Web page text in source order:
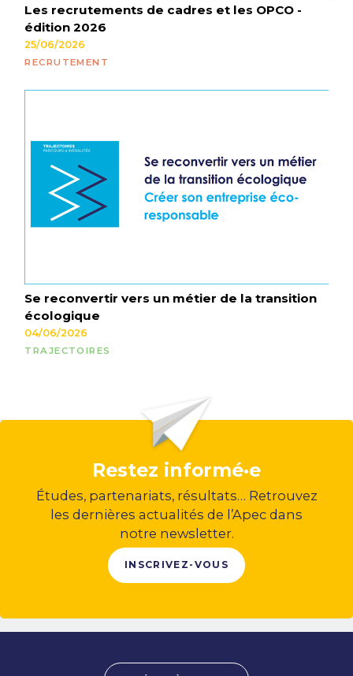
Les recrutements de cadres et les OPCO -
édition 2026
25/06/2026
RECRUTEMENT
Se reconvertir vers un métier de la transition
écologique
04/06/2026
TRAJECTOIRES
Restez informé·e
Études, partenariats, résultats… Retrouvez
les dernières actualités de l’Apec dans
notre newsletter.
INSCRIVEZ-VOUS